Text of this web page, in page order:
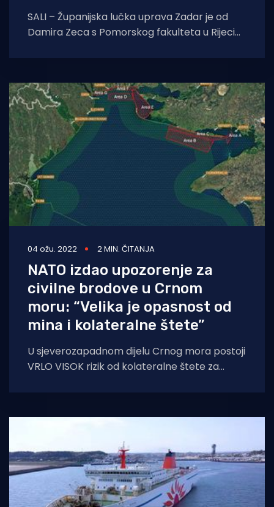
SALI – Županijska lučka uprava Zadar je od
Damira Zeca s Pomorskog fakulteta u Rijeci
04 ožu. 2022 2 MIN. ČITANJA
NATO izdao upozorenje za
civilne brodove u Crnom
moru: “Velika je opasnost od
mina i kolateralne štete”
U sjeverozapadnom dijelu Crnog mora postoji
VRLO VISOK rizik od kolateralne štete za